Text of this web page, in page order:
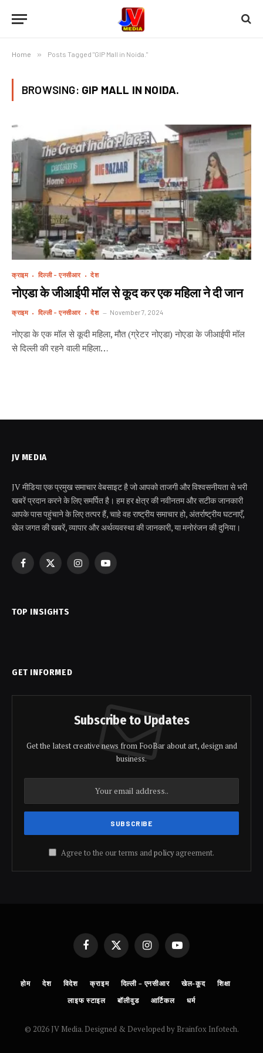
Home » Posts Tagged "GIP Mall in Noida."
BROWSING: GIP MALL IN NOIDA.
क्राइम दिल्ली - एनसीआर देश
नोएडा के जीआईपी मॉल से कूद कर एक महिला ने दी जान
क्राइम दिल्ली - एनसीआर देश November 7, 2024
नोएडा के एक मॉल से कूदी महिला, मौत (ग्रेटर नोएडा) नोएडा के जीआईपी मॉल
से दिल्ली की रहने वाली महिला…
JV MEDIA
JV मीडिया एक प्रमुख समाचार वेबसाइट है जो आपको ताजगी और विश्वसनीयता से भरी
खबरें प्रदान करने के लिए समर्पित है। हम हर क्षेत्र की नवीनतम और सटीक जानकारी
आपके पास पहुंचाने के लिए तत्पर हैं, चाहे वह राष्ट्रीय समाचार हो, अंतर्राष्ट्रीय घटनाएँ,
खेल जगत की खबरें, व्यापार और अर्थव्यवस्था की जानकारी, या मनोरंजन की दुनिया।
Facebook
X
InstagramYouTube
TOP INSIGHTS
GET INFORMED
Subscribe to Updates
Get the latest creative news from FooBar about art, design and
business.
Agree to the our terms andpolicyagreement.
FacebookX
(Twitter)
InstagramYouTube
होम देश विदेश क्राइम दिल्ली – एनसीआर खेल-कूद शिक्षा
लाइफ स्टाइल बॉलीवुड आर्टिकल धर्म
© 2026 JV Media. Designed & Developed by Brainfox Infotech.